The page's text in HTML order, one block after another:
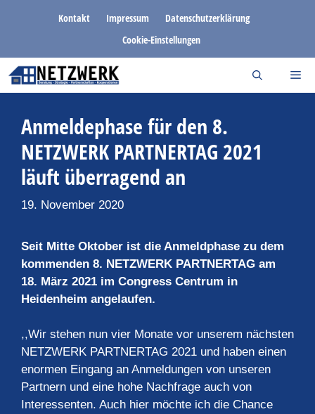
Kontakt Impressum
Datenschutzerklärung
Cookie-Einstellungen
Anmeldephase für den 8.
NETZWERK PARTNERTAG 2021
läuft überragend an
19. November 2020
Seit Mitte Oktober ist die Anmeldphase zu dem
kommenden 8. NETZWERK PARTNERTAG am
18. März 2021 im Congress Centrum in
Heidenheim angelaufen.
,,Wir stehen nun vier Monate vor unserem nächsten
NETZWERK PARTNERTAG 2021 und haben einen
enormen Eingang an Anmeldungen von unseren
Partnern und eine hohe Nachfrage auch von
Interessenten. Auch hier möchte ich die Chance